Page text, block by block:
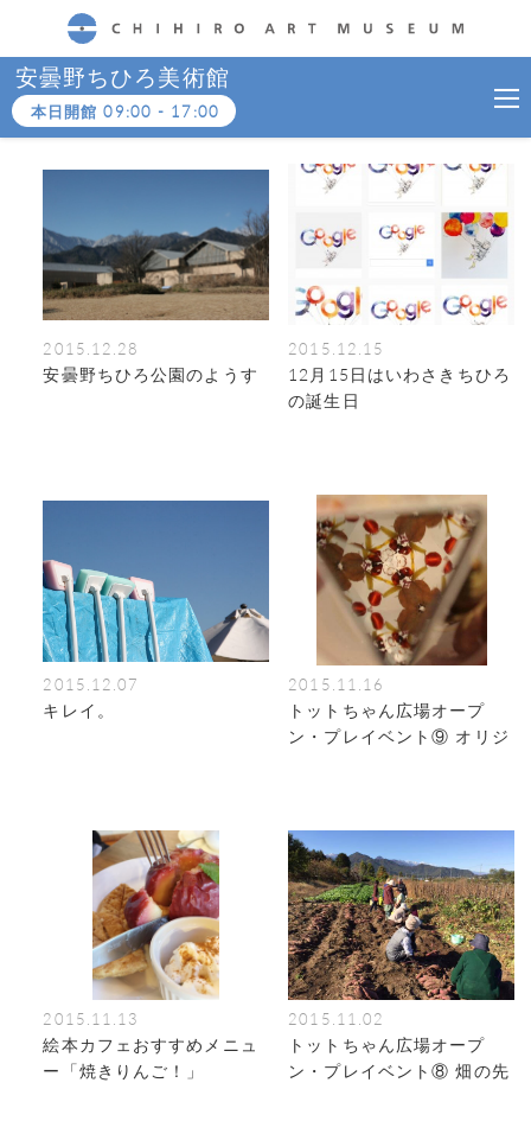
CHIHIRO ART MUSEUM
安曇野ちひろ美術館
本日開館09:00 - 17:00
2015.12.28
安曇野ちひろ公園のようす
2015.12.15
12月15日はいわさきちひろ
の誕生日
2015.12.07
キレイ。
2015.11.16
トットちゃん広場オープ
ン・プレイベント⑨ オリジ
2015.11.13
絵本カフェおすすめメニュ
ー「焼きりんご！」
2015.11.02
トットちゃん広場オープ
ン・プレイベント⑧ 畑の先